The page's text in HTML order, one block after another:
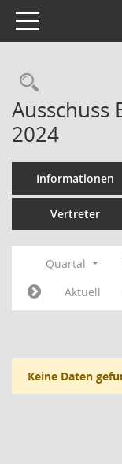
Toggle navigation
Ausschuss
2024
Informationen
Vertreter
Quartal
Aktuell
Keine Daten